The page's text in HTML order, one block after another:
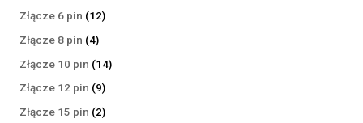
produktów
Złącze 6 pin 1212
Złącze 8 pin 44
produkty
Złącze 10 pin 1414
Złącze 12 pin 99
produktów
Złącze 15 pin 22